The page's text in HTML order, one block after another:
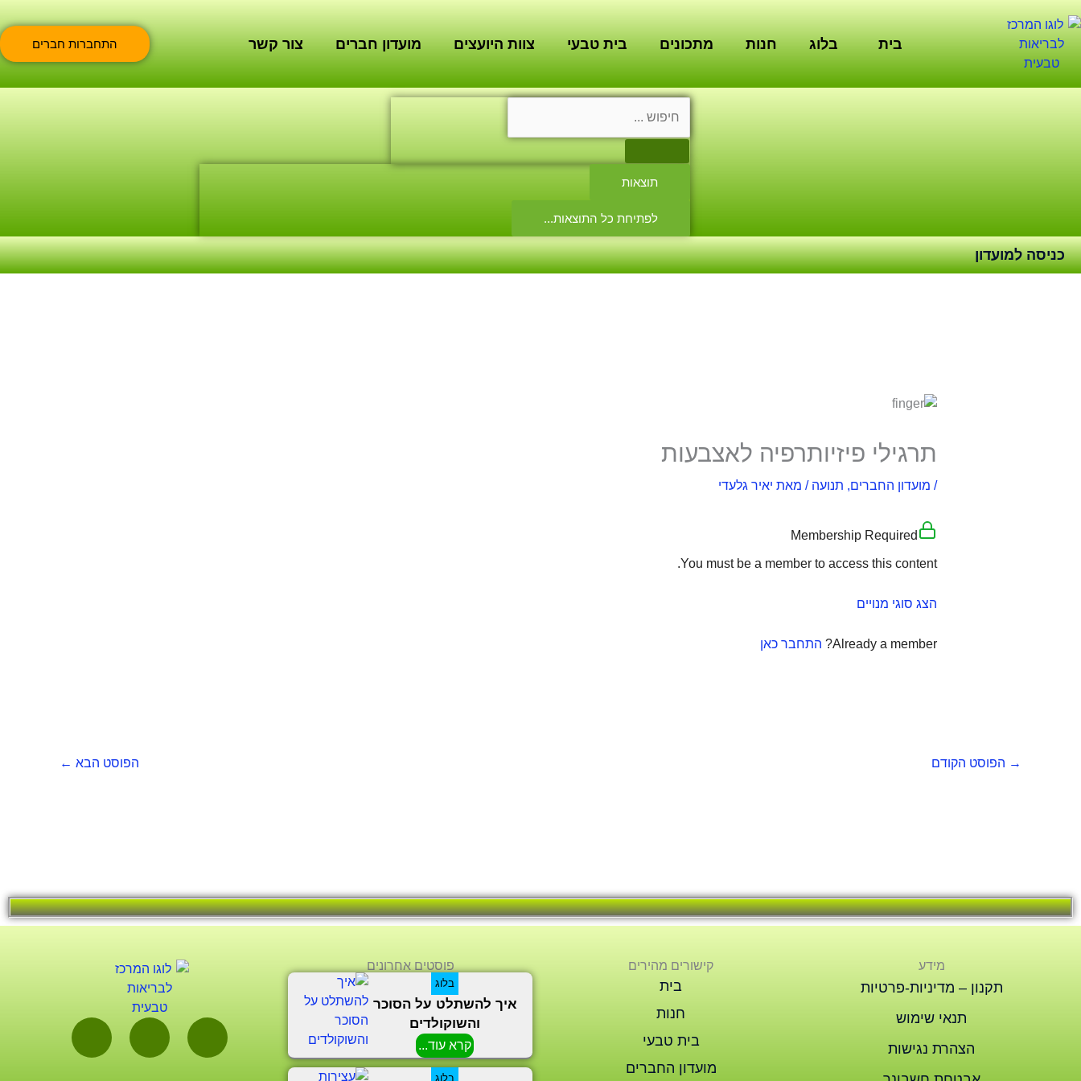
לתוכן
בית בלוג חנות מתכונים בית טבעי צוות היועצים מועדון חברים צור קשר התחברות חברים
תוצאות
לפתיחת כל התוצאות...
כניסה למועדון
תרגילי פיזיותרפיה לאצבעות
/ מועדון החברים, תנועה / מאת יאיר גלעדי
Membership Required
You must be a member to access this content.
הצג סוגי מנויים
Already a member? התחבר כאן
→ הפוסט הקודם הפוסט הבא ←
מידע
תקנון – מדיניות-פרטיות
תנאי שימוש
הצהרת נגישות
קישורים מהירים
בית
חנות
בית טבעי
מועדון החברים
פוסטים אחרונים
בלוג
איך להשתלט על הסוכר
והשוקולדים
קרא עוד...
בלוג
F
W